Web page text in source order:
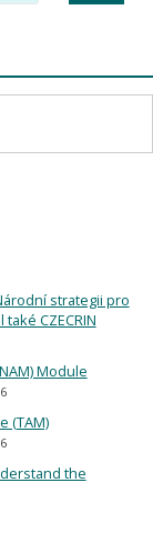
strategii pro
CZECRIN
Module
(TAM)
the